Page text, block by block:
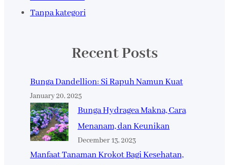
Tanpa kategori
Recent Posts
Bunga Dandellion: Si Rapuh Namun Kuat
January 20, 2025
Bunga Hydragea Makna, Cara
Menanam, dan Keunikan
December 13, 2023
Manfaat Tanaman Krokot Bagi Kesehatan,